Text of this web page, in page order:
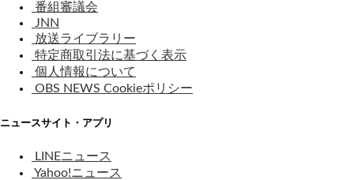
番組審議会
JNN
放送ライブラリー
特定商取引法に基づく表示
個人情報について
OBS NEWS Cookieポリシー
ニュースサイト・アプリ
LINEニュース
Yahoo!ニュース